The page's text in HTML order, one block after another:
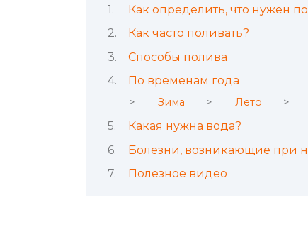
Как определить, что нужен
Как часто поливать?
Способы полива
По временам года
Зима Лето
Какая нужна вода?
Болезни, возникающие при
Полезное видео